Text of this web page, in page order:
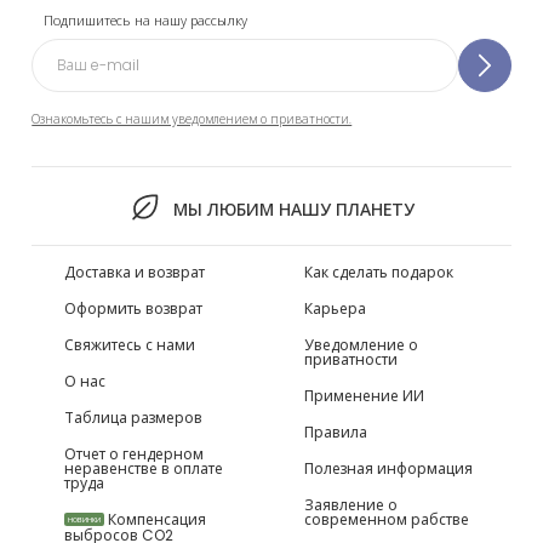
Подпишитесь на нашу рассылку
Ознакомьтесь с нашим уведомлением о приватности.
МЫ ЛЮБИМ НАШУ ПЛАНЕТУ
Доставка и возврат
Оформить возврат
Свяжитесь с нами
О нас
Таблица размеров
Отчет о гендерном
неравенстве в оплате
труда
НОВИНКИ Компенсация
выбросов CO2
Как сделать подарок
Карьера
Уведомление о
приватности
Применение ИИ
Правила
Полезная информация
Заявление о
современном рабстве